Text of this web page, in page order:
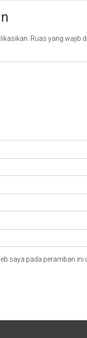
Ruas yang wajib
saya pada peramban ini